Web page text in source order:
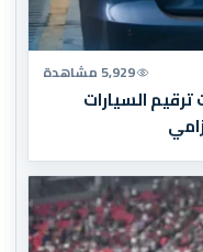
5,929 مشاهدة
السيارات